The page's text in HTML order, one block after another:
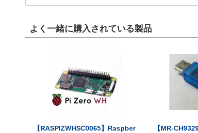
よく一緒に購入されている製品
【RASPIZWHSC0065】Raspber
【MR-